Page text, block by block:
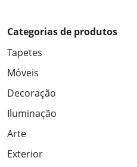
Categorias de produtos
Tapetes
Móveis
Decoração
Iluminação
Arte
Exterior